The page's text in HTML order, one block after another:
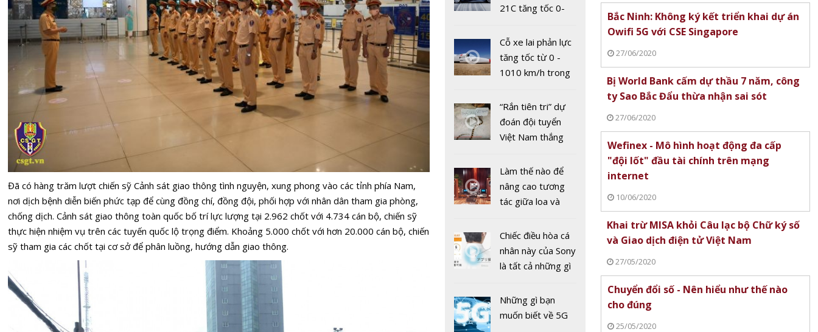
Đã có hàng trăm lượt chiến sỹ Cảnh sát giao thông tình nguyện, xung phong vào các tỉnh phía Nam,
nơi dịch bệnh diễn biến phức tạp để cùng đồng chí, đồng đội, phối hợp với nhân dân tham gia phòng,
chống dịch. Cảnh sát giao thông toàn quốc bố trí lực lượng tại 2.962 chốt với 4.734 cán bộ, chiến sỹ
thực hiện nhiệm vụ trên các tuyến quốc lộ trọng điểm. Khoảng 5.000 chốt với hơn 20.000 cán bộ, chiến
sỹ tham gia các chốt tại cơ sở để phân luồng, hướng dẫn giao thông.
ký kết triển khai
dự án Owifi 5G
với CSE Singapore
Bị World Bank
cấm dự thầu 7
năm, công ty Sao
nhận sai sót
Covid-19
21C tăng tốc 0-
2 giây
Cỗ xe lai phản lực
tăng tốc từ 0 -
1010 km/h trong
vọng phá kỷ lục
thế giới
“Rắn tiên tri” dự
đoán đội tuyển
Việt Nam thắng
Làm thế nào để
nâng cao tương
tác giữa loa và
quả
Chiếc điều hòa cá
nhân này của Sony
là tất cả những gì
sót qua mùa hè
nóng nực
Những gì bạn
muốn biết về 5G
Bắc Ninh: Không ký kết triển khai dự án
Owifi 5G với CSE Singapore
27/06/2020
Bị World Bank cấm dự thầu 7 năm, công
ty Sao Bắc Đẩu thừa nhận sai sót
27/06/2020
Wefinex - Mô hình hoạt động đa cấp
"đội lốt" đầu tài chính trên mạng
internet
10/06/2020
Khai trừ MISA khỏi Câu lạc bộ Chữ ký số
và Giao dịch điện tử Việt Nam
27/05/2020
Chuyển đổi số - Nên hiểu như thế nào
cho đúng
25/05/2020